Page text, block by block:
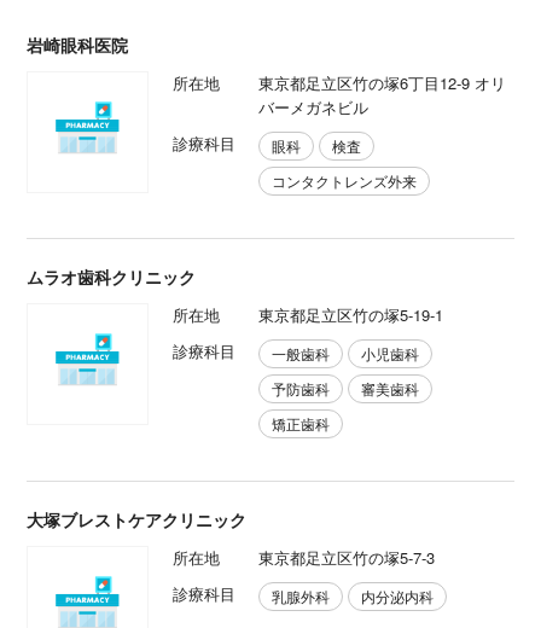
岩崎眼科医院
所在地
東京都足立区竹の塚6丁目12-9 オリ
バーメガネビル
診療科目
眼科
検査
コンタクトレンズ外来
ムラオ歯科クリニック
所在地
東京都足立区竹の塚5-19-1
診療科目
一般歯科
小児歯科
予防歯科
審美歯科
矯正歯科
大塚ブレストケアクリニック
所在地
東京都足立区竹の塚5-7-3
診療科目
乳腺外科 内分泌内科